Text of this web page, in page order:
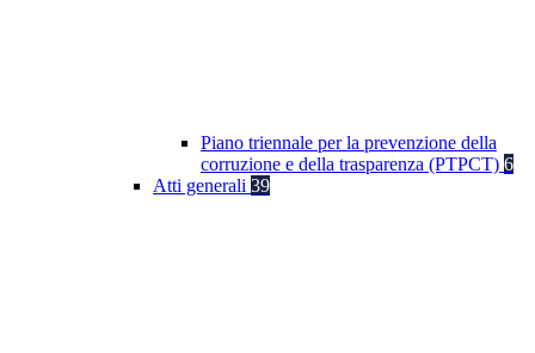
Piano triennale per la prevenzione della
corruzione e della trasparenza (PTPCT) 6
Atti generali 39